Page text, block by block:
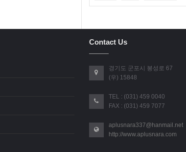
Contact Us
경기도 군포시 봉성로 67
(우) 15848
TEL : (031) 459 0040
FAX : (031) 459 7077
aplusnara337@hanmail.net
http://www.aplusnara.com